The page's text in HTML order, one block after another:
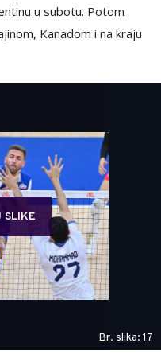
u subotu. Potom
Kanadom i na kraju
SLIKE
Br. slika: 17